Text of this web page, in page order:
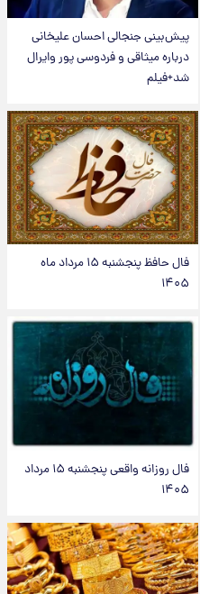
پیش‌بینی جنجالی احسان علیخانی
درباره میثاقی و فردوسی پور وایرال
شد+فیلم
فال حافظ پنجشنبه ۱۵ مرداد ماه
۱۴۰۵
فال روزانه واقعی پنجشنبه ۱۵ مرداد
۱۴۰۵